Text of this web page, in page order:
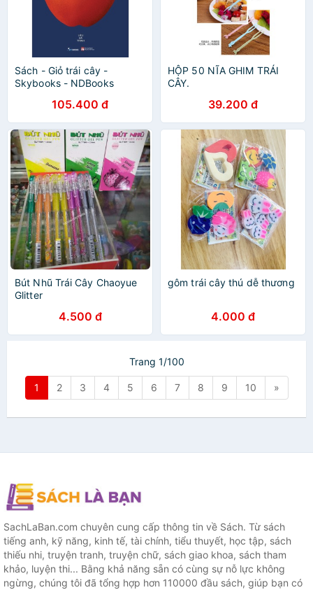
Sách - Giỏ trái cây -
Skybooks - NDBooks
105.400 đ
HỘP 50 NĨA GHIM TRÁI
CÂY.
39.200 đ
Bút Nhũ Trái Cây Chaoyue
Glitter
4.500 đ
gôm trái cây thú dễ thương
4.000 đ
Trang 1/100
1 2 3 4 5 6 7 8 9 10 »
SachLaBan.com chuyên cung cấp thông tin về Sách. Từ sách
tiếng anh, kỹ năng, kinh tế, tài chính, tiểu thuyết, học tập, sách
thiếu nhi, truyện tranh, truyện chữ, sách giao khoa, sách tham
khảo, luyện thi... Bằng khả năng sẵn có cùng sự nỗ lực không
ngừng, chúng tôi đã tổng hợp hơn 110000 đầu sách, giúp bạn có